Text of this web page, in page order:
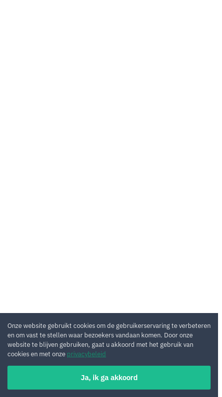
Onze website gebruikt cookies om de gebruikerservaring te verbeteren
en om vast te stellen waar bezoekers vandaan komen. Door onze
website te blijven gebruiken, gaat u akkoord met het gebruik van
cookies en met onze privacybeleid
Ja, ik ga akkoord